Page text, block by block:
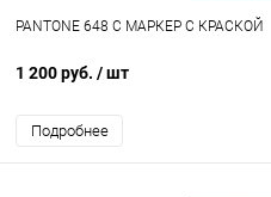
PANTONE 648 C МАРКЕР С КРАСКОЙ
1 200 руб. / шт
Подробнее